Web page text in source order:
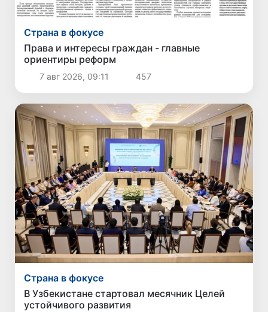
Страна в фокусе
Права и интересы граждан - главные
ориентиры реформ
7 авг 2026, 09:11 457
Страна в фокусе
В Узбекистане стартовал месячник Целей
устойчивого развития